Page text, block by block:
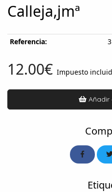
Calleja,jmª
Referencia:
12.00€ Impuesto
Añadir